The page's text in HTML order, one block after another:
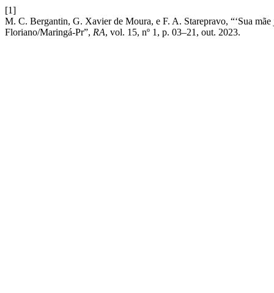
[1]
M. C. Bergantin, G. Xavier de Moura, e F. A. Starepravo, “‘Sua
Floriano/Maringá-Pr”, RA, vol. 15, nº 1, p. 03–21, out. 2023.